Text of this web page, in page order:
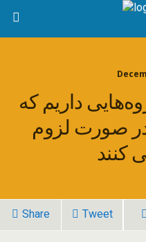
داریم که
صورت لزوم
کنند
Share Tweet